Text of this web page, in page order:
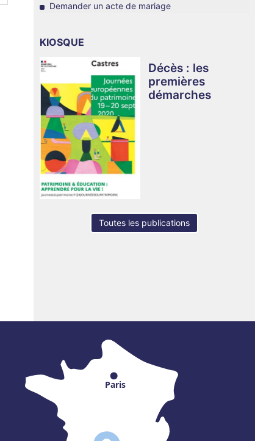
Demander un acte de mariage
KIOSQUE
Décès : les
premières
démarches
Toutes les publications
Paris